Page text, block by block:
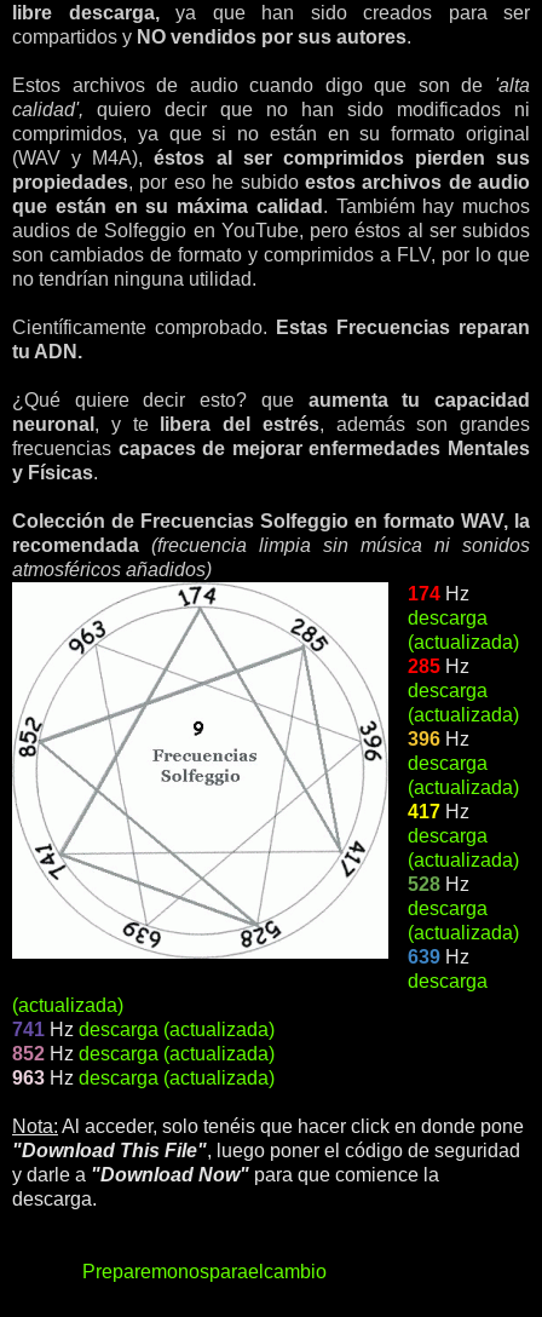
libre descarga,ya que han sido creados para ser
compartidos y NO vendidos por sus autores.
Estos archivos de audio cuando digo que son de 'alta
calidad', quiero decir que no han sido modificados ni
comprimidos, ya que si no están en su formato original
(WAV y M4A),éstos al ser comprimidos pierden sus
propiedades, por eso he subido estos archivos de audio
que están en su máxima calidad . Tambiém hay muchos
audios de Solfeggio en YouTube, pero éstos al ser subidos
son cambiados de formato y comprimidos a FLV, por lo que
no tendrían ninguna utilidad.
Científicamente comprobado.
Estas Frecuencias reparan
tu ADN.
¿Qué quiere decir esto? que aumenta tu capacidad
neuronal , y telibera del estrés, además son grandes
frecuencias capaces de mejorar enfermedades Mentales
y Físicas.
Colección de Frecuencias Solfeggio en formato WAV, la
recomendada (frecuencia limpia sin música ni sonidos
atmosféricos añadidos)
174Hz
descarga
(actualizada)
285 Hz
descarga
(actualizada)
396 Hz
descarga
(actualizada)
417 Hz
descarga
(actualizada)
528 Hz
descarga
(actualizada)
639 Hz
descarga
(actualizada)
741 Hz descarga (actualizada)
852 Hz descarga (actualizada)
963 Hz descarga (actualizada)
Nota: Al acceder, solo tenéis que hacer click en donde pone
"Download This File", luego poner el código de seguridad
y darle a "Download Now" para que comience la
descarga.
Preparemonosparaelcambio